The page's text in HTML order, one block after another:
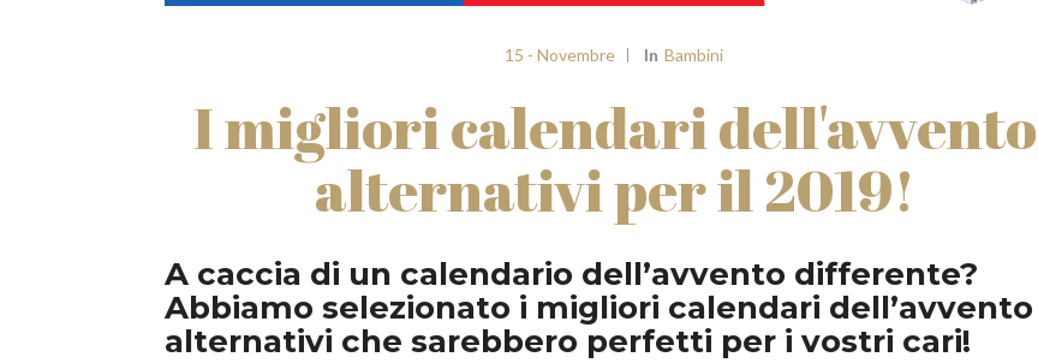
15 - Novembre In Bambini
I migliori calendari dell'avvento
alternativi per il 2019!
A caccia di un calendario dell’avvento differente?
Abbiamo selezionato i migliori calendari dell’avvento
alternativi che sarebbero perfetti per i vostri cari!